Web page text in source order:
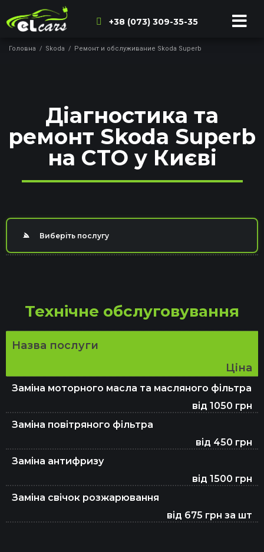
+38 (073) 309-35-35
Головна / Skoda / Ремонт и обслуживание Skoda Superb
Діагностика та
ремонт Skoda Superb
на СТО у Києві
Виберіть послугу
Відновлення авто після ДТП
Капітальний ремонт двигуна
Ремонт гальмівної системи
Ремонт и восстановление подушек
безопасности SRS Airbag
Заміна амортизаторів
Технічне обслуговування
Назва послуги
Ціна
Заміна моторного масла та масляного фільтра
від 1050 грн
Заміна повітряного фільтра
від 450 грн
Заміна антифризу
від 1500 грн
Заміна свічок розжарювання
від 675 грн за шт